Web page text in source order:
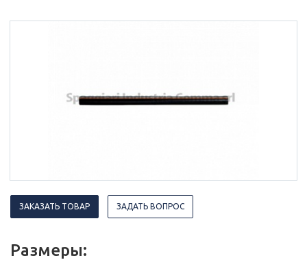
ЗАКАЗАТЬ ТОВАР ЗАДАТЬ ВОПРОС
Размеры: